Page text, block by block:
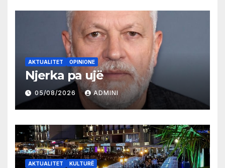
AKTUALITET OPINIONE
Njerka pa ujë
05/08/2026 ADMINI
AKTUALITET KULTURË